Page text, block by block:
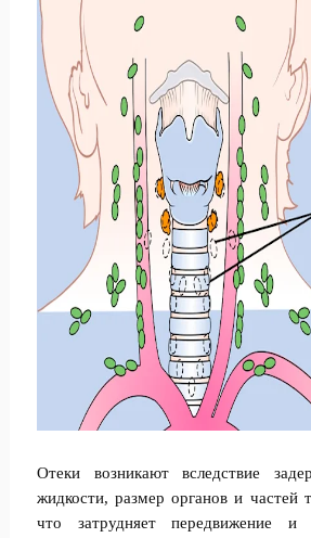
Отеки возникают вследствие
жидкости, размер органов и частей
что затрудняет передвижение и